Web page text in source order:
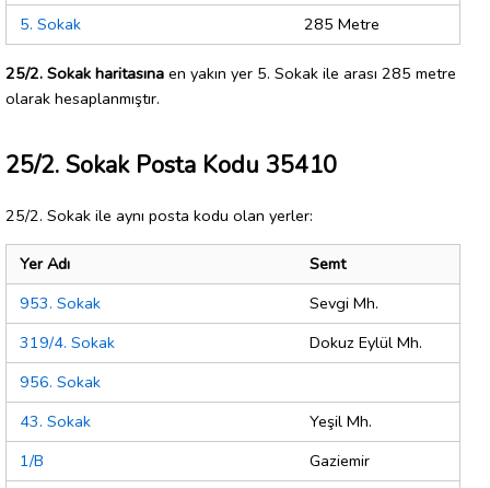
5. Sokak
285 Metre
25/2. Sokak haritasına en yakın yer 5. Sokak ile arası 285 metre
olarak hesaplanmıştır.
25/2. Sokak Posta Kodu 35410
25/2. Sokak ile aynı posta kodu olan yerler:
Yer Adı
Semt
953. Sokak
Sevgi Mh.
319/4. Sokak
Dokuz Eylül Mh.
956. Sokak
43. Sokak
Yeşil Mh.
1/B
Gaziemir